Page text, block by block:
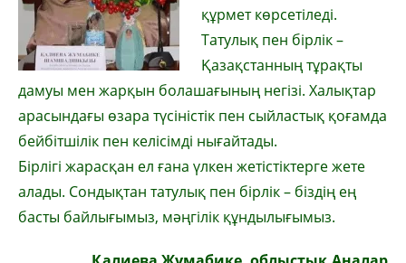
құрмет көрсетіледі.
Татулық пен бірлік –
Қазақстанның тұрақты
дамуы мен жарқын болашағының негізі. Халықтар
арасындағы өзара түсіністік пен сыйластық қоғамда
бейбітшілік пен келісімді нығайтады.
Бірлігі жарасқан ел ғана үлкен жетістіктерге жете
алады. Сондықтан татулық пен бірлік – біздің ең
басты байлығымыз, мәңгілік құндылығымыз.